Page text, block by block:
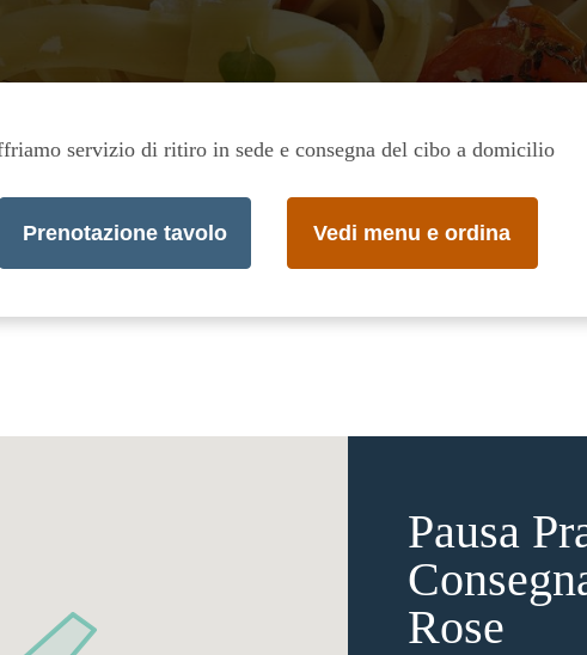
servizio di ritiro in sede e consegna del cibo a domicilio
Prenotazione tavolo Vedi menu e ordina
Pausa
Rose